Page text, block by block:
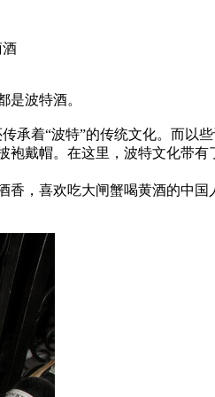
波特酒。
着“波特”的传统文化。而以
戴帽。在这里，波特文化带
，喜欢吃大闸蟹喝黄酒的中国